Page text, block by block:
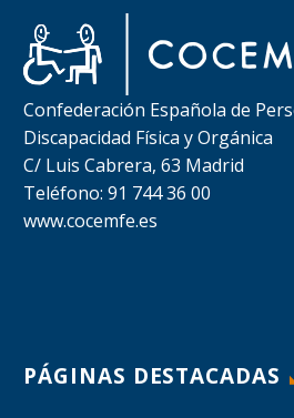
Confederación Española de
Discapacidad Física y Orgánica
C/ Luis Cabrera, 63 Madrid
Teléfono: 91 744 36 00
www.cocemfe.es
PÁGINAS DESTACADAS